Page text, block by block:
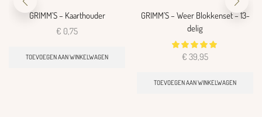
GRIMM’S – Kaarthouder
€ 0,75
TOEVOEGEN AAN WINKELWAGEN
GRIMM’S – Weer Blokkenset – 13-
delig
€ 39,95
TOEVOEGEN AAN WINKELWAGEN